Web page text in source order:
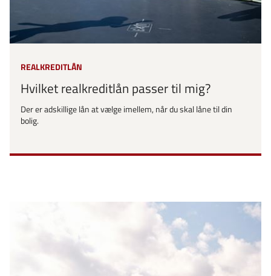
REALKREDITLÅN
Hvilket realkreditlån passer til mig?
Der er adskillige lån at vælge imellem, når du skal låne til din
bolig.